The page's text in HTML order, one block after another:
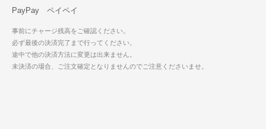
PayPay ペイペイ
事前にチャージ残高をご確認ください。
必ず最後の決済完了まで行ってください。
途中で他の決済方法に変更は出来ません。
未決済の場合、ご注文確定となりませんのでご注意くださいませ。